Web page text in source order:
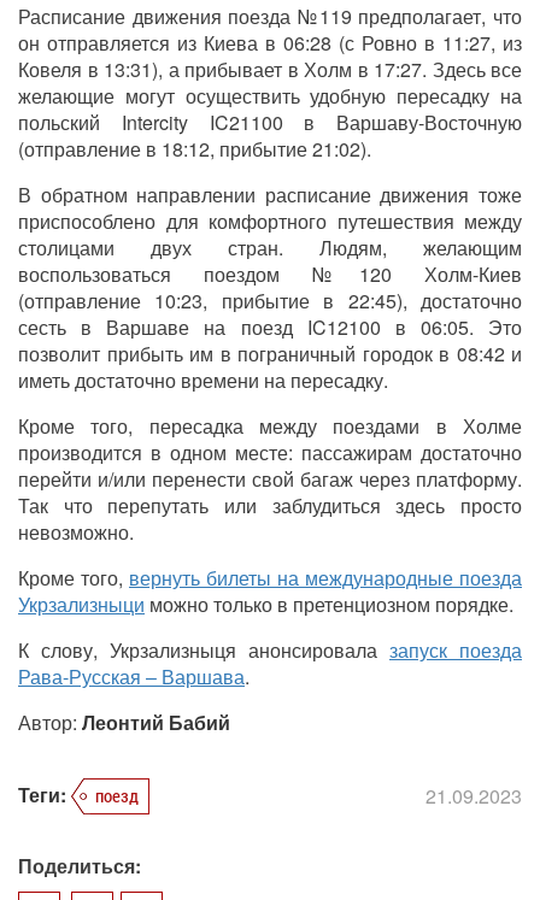
Расписание движения поезда №119 предполагает, что
он отправляется из Киева в 06:28 (с Ровно в 11:27, из
Ковеля в 13:31), а прибывает в Холм в 17:27. Здесь все
желающие могут осуществить удобную пересадку на
польский Intercity IC21100 в Варшаву-Восточную
(отправление в 18:12, прибытие 21:02).
В обратном направлении расписание движения тоже
приспособлено для комфортного путешествия между
столицами двух стран. Людям, желающим
воспользоваться поездом №120 Холм-Киев
(отправление 10:23, прибытие в 22:45), достаточно
сесть в Варшаве на поезд IC12100 в 06:05. Это
позволит прибыть им в пограничный городок в 08:42 и
иметь достаточно времени на пересадку.
Кроме того, пересадка между поездами в Холме
производится в одном месте: пассажирам достаточно
перейти и/или перенести свой багаж через платформу.
Так что перепутать или заблудиться здесь просто
невозможно.
Кроме того, вернуть билеты на международные поезда
Укрзализныци можно только в претенциозном порядке.
К слову, Укрзализныця анонсировала запуск поезда
Рава-Русская – Варшава.
Автор: Леонтий Бабий
Теги: поезд 21.09.2023
Поделиться: